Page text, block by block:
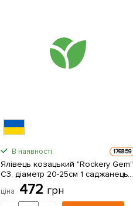
В наявності. 176859
Ялівець козацький "Rockery Gem"
С3, діаметр 20-25см 1 саджанець
в упаковці
ціна 472 грн